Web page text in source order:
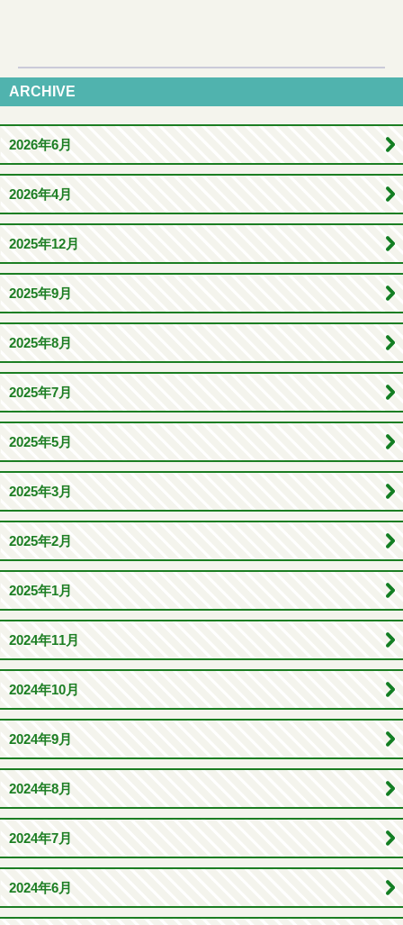
ARCHIVE
2026年6月
2026年4月
2025年12月
2025年9月
2025年8月
2025年7月
2025年5月
2025年3月
2025年2月
2025年1月
2024年11月
2024年10月
2024年9月
2024年8月
2024年7月
2024年6月